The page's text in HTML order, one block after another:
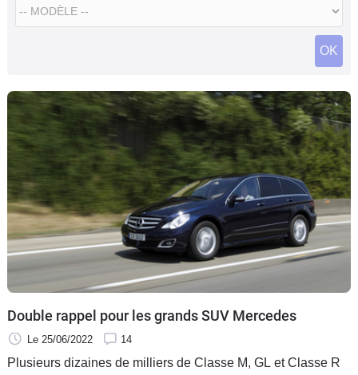
Flottes
Auto
Forum
Moto
Marques
OK
Double rappel pour les grands SUV Mercedes
Le 25/06/2022 14
Plusieurs dizaines de milliers de Classe M, GL et Classe R